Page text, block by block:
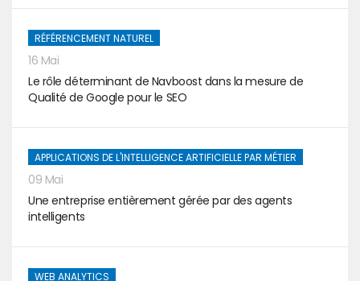
RÉFÉRENCEMENT NATUREL
16 Mai
Le rôle déterminant de Navboost dans la mesure de
Qualité de Google pour le SEO
APPLICATIONS DE L'INTELLIGENCE ARTIFICIELLE PAR MÉTIER
09 Mai
Une entreprise entièrement gérée par des agents
intelligents
WEB ANALYTICS